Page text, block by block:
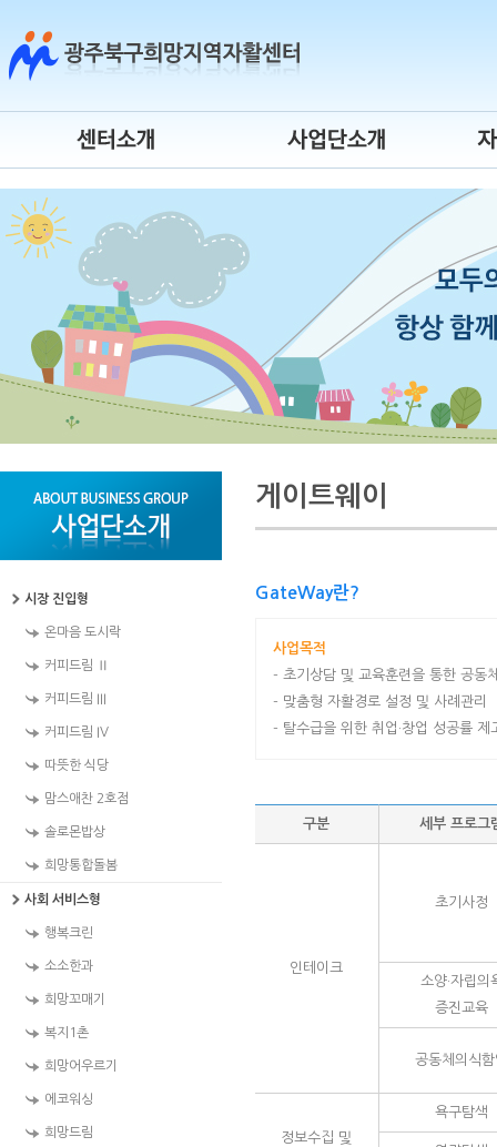
센터연혁
센터장 인사말
조직도
운영위원회
오시는 길
센터 로고
청년자립도전
게이트웨이
시간제 자활근로
자활사업 안내
시장 진입형
온마음 도시락
커피드림 Ⅱ
커피드림 III
커피드림 IV
따뜻한 식당
맘스애찬 2호점
솔로몬밥상
희망통합돌봄
사회 서비스형
행복크린
소소한과
희망꼬매기
복지1촌
희망어우르기
에코워싱
희망드림
게이트웨이
GateWay란?
사업목적
- 초기상담 및 교육훈련을 통한 공동
- 맞춤형 자활경로 설정 및 사례관리
- 탈수급을 위한 취업·창업 성공률 제
구분 세부 프로그
인테이크
초기사정
소양·자립의
증진교육
공동체의식
정보수집 및
욕구탐색